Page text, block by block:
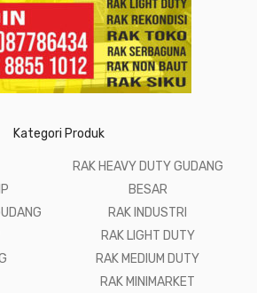
Kategori Produk
RAK HEAVY DUTY GUDANG
BESAR
RAK INDUSTRI
RAK LIGHT DUTY
RAK MEDIUM DUTY
RAK MINIMARKET